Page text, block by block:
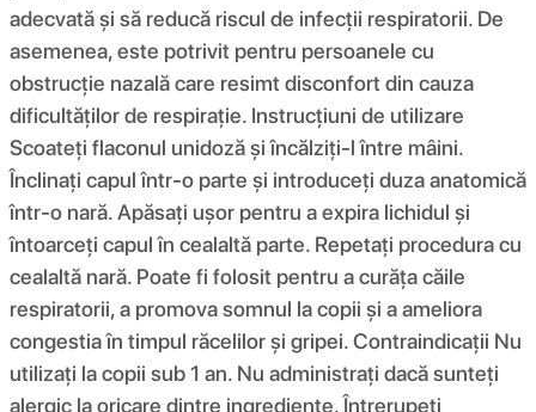
adecvată și să reducă riscul de infecții respiratorii. De
asemenea, este potrivit pentru persoanele cu
obstrucție nazală care resimt disconfort din cauza
dificultăților de respirație. Instrucțiuni de utilizare
Scoateți flaconul unidoză și încălziți-l între mâini.
Înclinați capul într-o parte și introduceți duza anatomică
într-o nară. Apăsați ușor pentru a expira lichidul și
întoarceți capul în cealaltă parte. Repetați procedura cu
cealaltă nară. Poate fi folosit pentru a curăța căile
respiratorii, a promova somnul la copii și a ameliora
congestia în timpul răcelilor și gripei. Contraindicații Nu
utilizați la copii sub 1 an. Nu administrați dacă sunteți
alergic la oricare dintre ingrediente. Întrerupeți